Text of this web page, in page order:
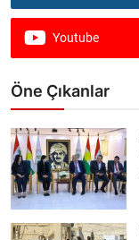
Youtube
Öne Çıkanlar